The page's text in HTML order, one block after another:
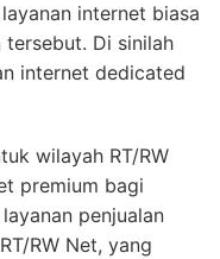
internet biasa
Di sinilah
internet dedicated
wilayah RT/RW
premium bagi
penjualan
RW Net, yang